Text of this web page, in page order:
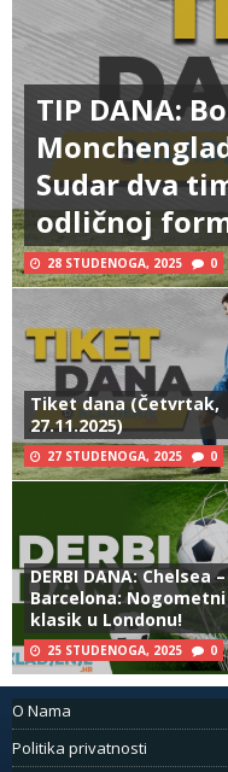
TIP DANA:
Sudar dva
odličnoj
28 STUDENOGA, 2025 0
Tiket dana (Četvrtak,
27.11.2025)
27 STUDENOGA, 2025 0
DERBI DANA: Chelsea –
Barcelona: Nogometni
klasik u Londonu!
25 STUDENOGA, 2025 0
O Nama
Politika privatnosti